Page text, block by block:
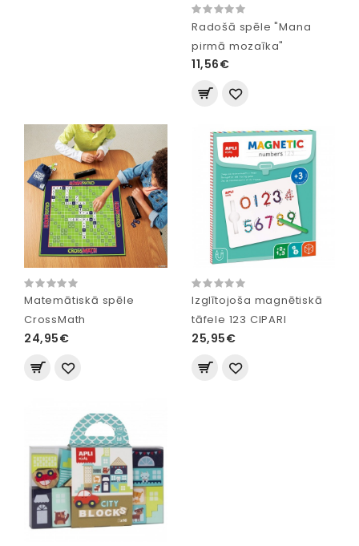
Radošā spēle "Mana
pirmā mozaīka"
11,56€
Matemātiskā spēle
CrossMath
24,95€
Izglītojoša magnētiskā
tāfele 123 CIPARI
25,95€